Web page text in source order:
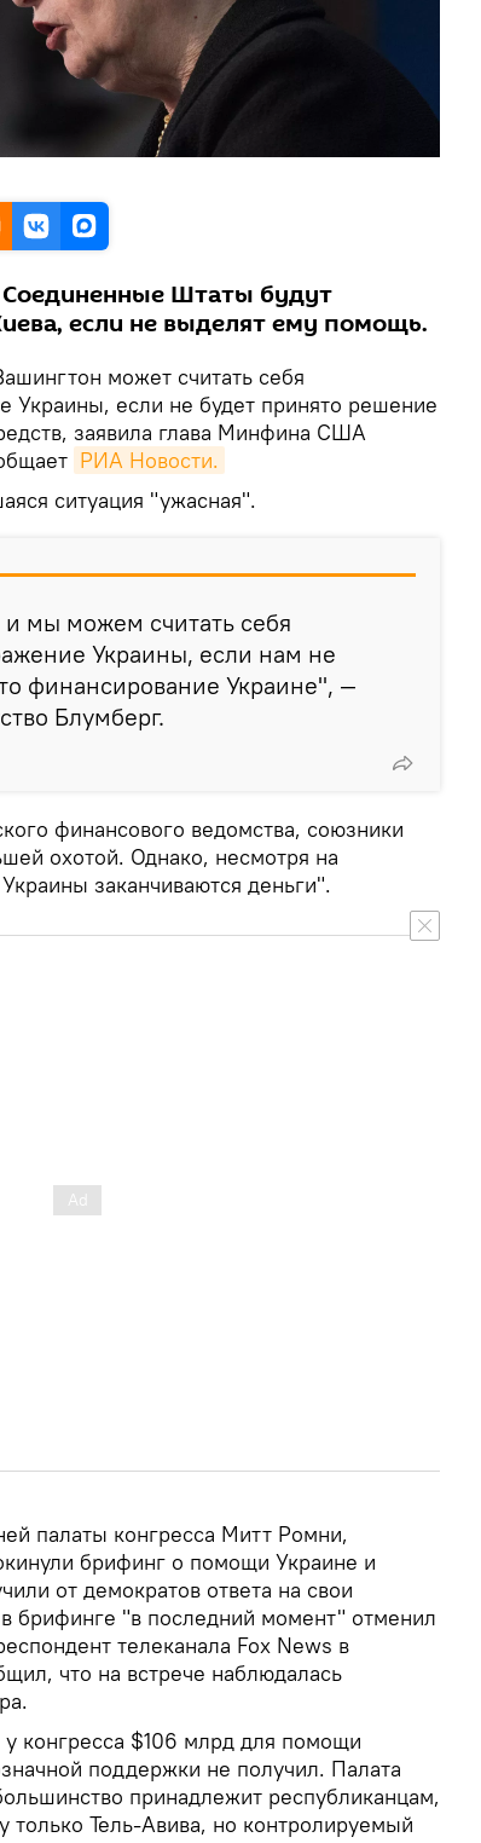
Штаты будут
если не выделят ему помощь.
может считать себя
Украины, если не будет принято решение
заявила глава Минфина США
РИА Новости.
ситуация "ужасная".
и мы можем считать себя
Украины, если нам не
финансирование Украине", —
Блумберг.
финансового ведомства, союзники
охотой. Однако, несмотря на
заканчиваются деньги".
палаты конгресса Митт Ромни,
брифинг о помощи Украине и
от демократов ответа на свои
брифинге "в последний момент" отменил
телеканала Fox News в
что на встрече наблюдалась
конгресса $106 млрд для помощи
поддержки не получил. Палата
принадлежит республиканцам,
только Тель-Авива, но контролируемый